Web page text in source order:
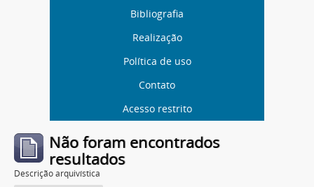
Bibliografia
Realização
Política de uso
Contato
Acesso restrito
Não foram encontrados
resultados
Descrição arquivística